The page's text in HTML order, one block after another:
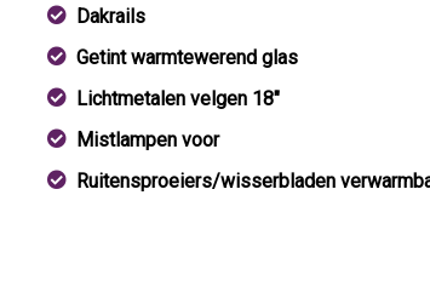
Dakrails
Getint warmtewerend glas
Lichtmetalen velgen 18"
Mistlampen voor
Ruitensproeiers/wisserbladen